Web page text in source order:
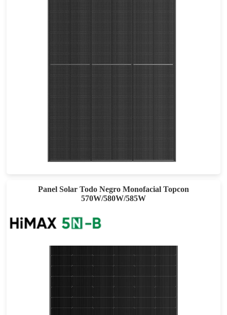
Eficacia máxima: 22,53%
Garantía de potencia de 25 años
Panel Solar Todo Negro Monofacial Topcon
570W/580W/585W